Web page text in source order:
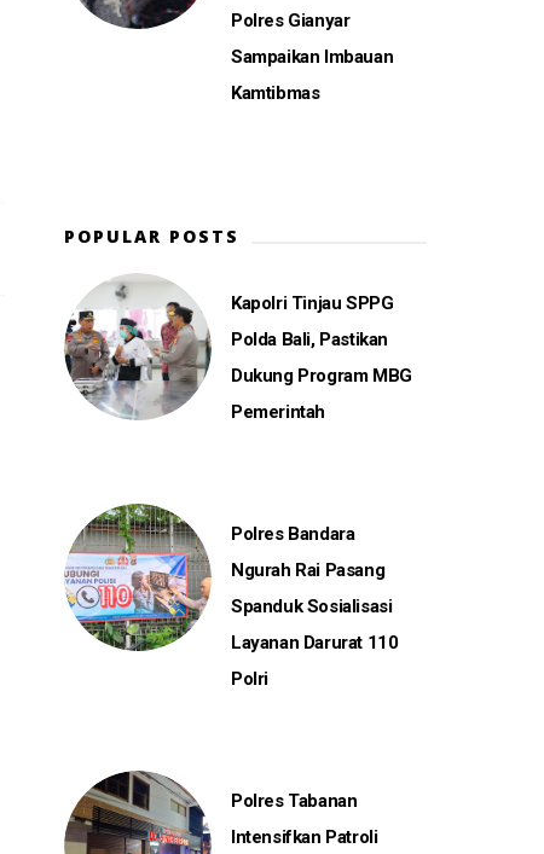
Polres Gianyar
Sampaikan Imbauan
Kamtibmas
POPULAR POSTS
Kapolri Tinjau SPPG
Polda Bali, Pastikan
Dukung Program MBG
Pemerintah
Polres Bandara
Ngurah Rai Pasang
Spanduk Sosialisasi
Layanan Darurat 110
Polri
Polres Tabanan
Intensifkan Patroli